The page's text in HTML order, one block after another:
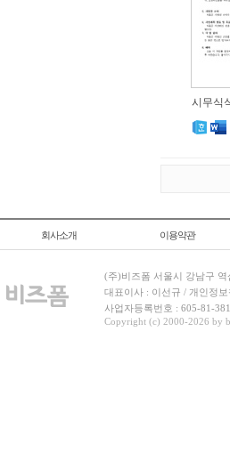
시무식
회사소개 이용약관
(주)비즈폼 서울시 강남구
대표이사 : 이선규 / 개인정
사업자등록번호 : 605-81-
Copyright (c) 2000-2026 by